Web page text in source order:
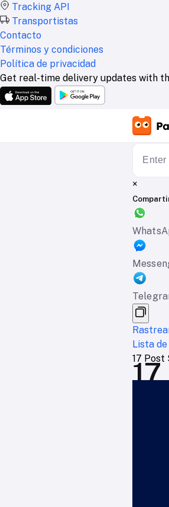
Tracking API
Transportistas
Contacto
Términos y condiciones
Política de privacidad
Get real-time delivery updates with
×
Lista
17 Post